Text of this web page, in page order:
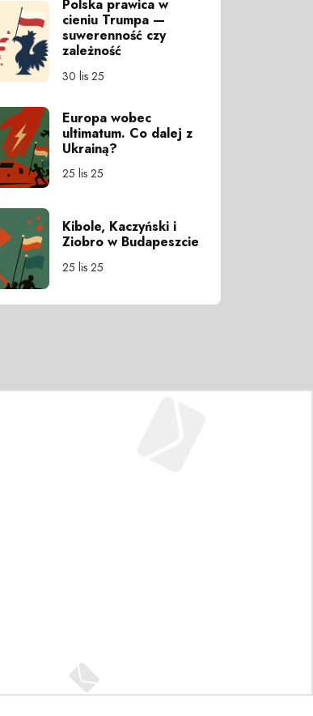
Polska prawica w
cieniu Trumpa —
suwerenność czy
zależność
30 lis 25
Europa wobec
ultimatum. Co dalej z
Ukrainą?
25 lis 25
Kibole, Kaczyński i
Ziobro w Budapeszcie
25 lis 25